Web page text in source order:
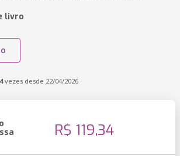
livro
vezes desde 22/04/2026
R$ 119,34